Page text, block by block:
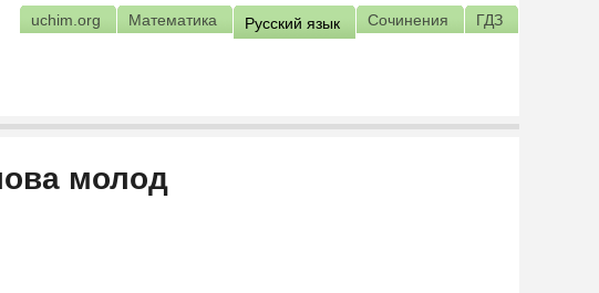
uchim.org Математика Русский язык Сочинения ГДЗ
молод